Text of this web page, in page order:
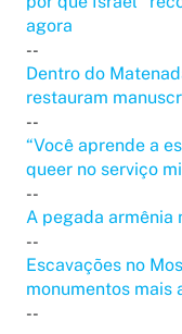
agora
--
Dentro do
restauram
--
“Você aprende a
queer no serviço
--
A pegada armênia
--
Escavações no
monumentos mais
--